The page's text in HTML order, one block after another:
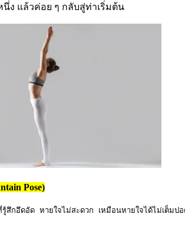
ง แล้วค่อย ๆ กลับสู่ท่าเริ่มต้น
Pose)
สึกอึดอัด หายใจไม่สะดวก เหมือนหายใจได้ไม่เต็ม